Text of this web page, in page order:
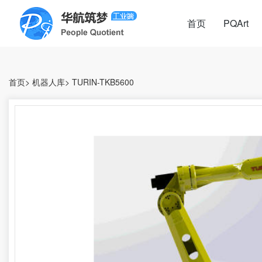
首页 PQArt
首页> 机器人库> TURIN-TKB5600